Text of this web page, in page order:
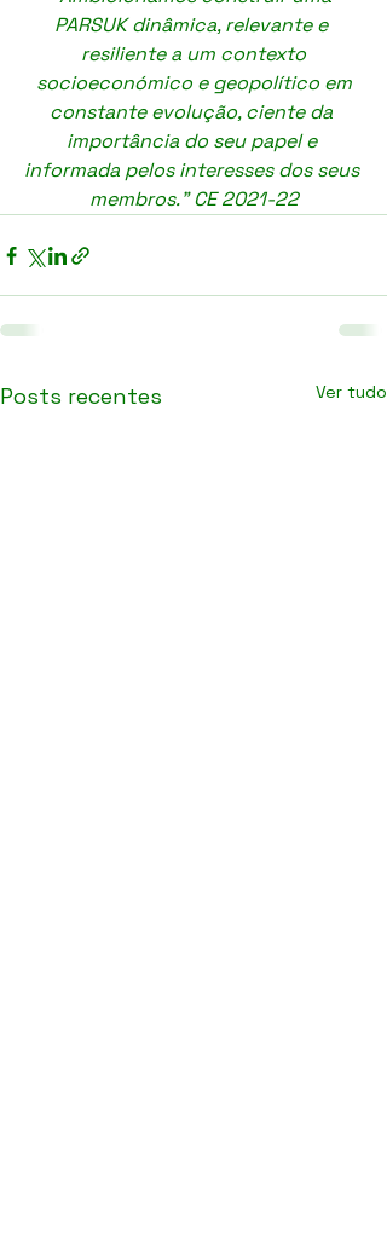
PARSUK dinâmica, relevante e
resiliente a um contexto
constante evolução, ciente da
importância do seu papel e
informada pelos interesses dos seus
membros." CE 2021-22
Posts recentes Ver tudo